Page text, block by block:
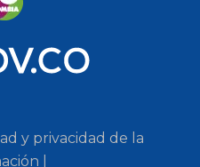
y privacidad de la
|